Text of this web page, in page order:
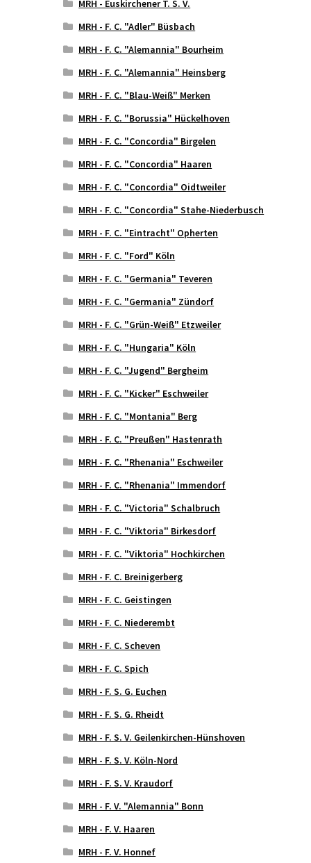
MRH - Euskirchener T. S. V.
MRH - F. C. "Adler" Büsbach
MRH - F. C. "Alemannia" Bourheim
MRH - F. C. "Alemannia" Heinsberg
MRH - F. C. "Blau-Weiß" Merken
MRH - F. C. "Borussia" Hückelhoven
MRH - F. C. "Concordia" Birgelen
MRH - F. C. "Concordia" Haaren
MRH - F. C. "Concordia" Oidtweiler
MRH - F. C. "Concordia" Stahe-Niederbusch
MRH - F. C. "Eintracht" Opherten
MRH - F. C. "Ford" Köln
MRH - F. C. "Germania" Teveren
MRH - F. C. "Germania" Zündorf
MRH - F. C. "Grün-Weiß" Etzweiler
MRH - F. C. "Hungaria" Köln
MRH - F. C. "Jugend" Bergheim
MRH - F. C. "Kicker" Eschweiler
MRH - F. C. "Montania" Berg
MRH - F. C. "Preußen" Hastenrath
MRH - F. C. "Rhenania" Eschweiler
MRH - F. C. "Rhenania" Immendorf
MRH - F. C. "Victoria" Schalbruch
MRH - F. C. "Viktoria" Birkesdorf
MRH - F. C. "Viktoria" Hochkirchen
MRH - F. C. Breinigerberg
MRH - F. C. Geistingen
MRH - F. C. Niederembt
MRH - F. C. Scheven
MRH - F. C. Spich
MRH - F. S. G. Euchen
MRH - F. S. G. Rheidt
MRH - F. S. V. Geilenkirchen-Hünshoven
MRH - F. S. V. Köln-Nord
MRH - F. S. V. Kraudorf
MRH - F. V. "Alemannia" Bonn
MRH - F. V. Haaren
MRH - F. V. Honnef